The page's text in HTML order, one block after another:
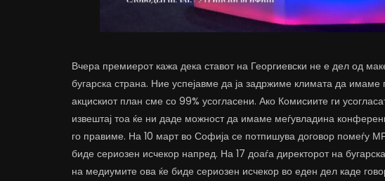
Вчера премиерот кажа дека ставот на Георгиевски не е дел од
бугарска страна. Ние успејавме да ја задржиме климата да имаме
акцискиот план сме со 99% усогласени. Ако Комисиите ги
извештај тоа ќе ни даде можност да имаме меѓувладина
го правиме. На 10 март во Софија се потпишува договор помеѓу
биде сериозен исчекор напред. На 17 доаѓа директорот на
на медиумите ова ќе биде сериозен исчекор во еден дел каде